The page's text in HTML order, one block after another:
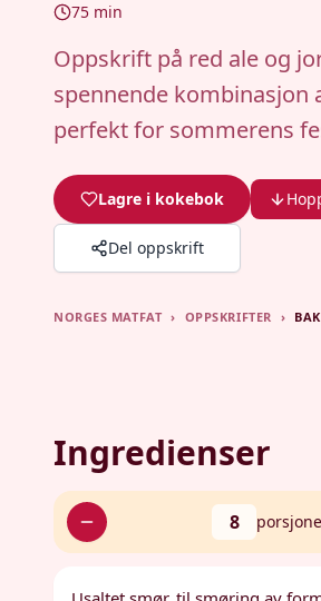
75 min
Oppskrift på red ale og
spennende kombinasjon
perfekt for sommerens
Lagre i kokebok
Del oppskrift
NORGES MATFAT › OPPSKRIFTER ›
Ingredienser
8